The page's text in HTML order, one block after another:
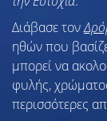
Διάβασε τον
ηθών που
μπορεί να
φυλής,
περισσότερες